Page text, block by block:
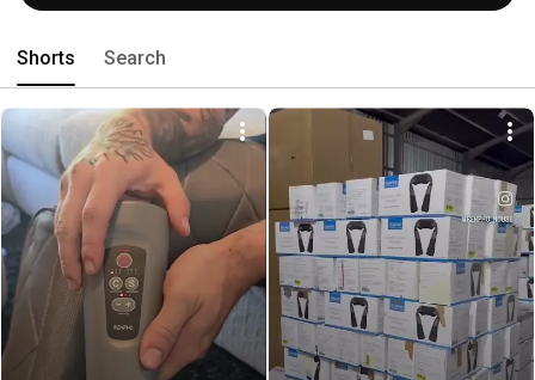
Shorts Search